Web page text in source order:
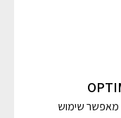
מאפשר שימוש